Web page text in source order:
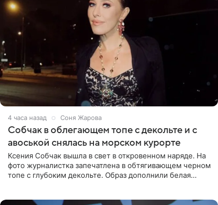
4 часа назад Соня Жарова
Собчак в облегающем топе с декольте и с
авоськой снялась на морском курорте
Ксения Собчак вышла в свет в откровенном наряде. На
фото журналистка запечатлена в обтягивающем черном
топе с глубоким декольте. Образ дополнили белая